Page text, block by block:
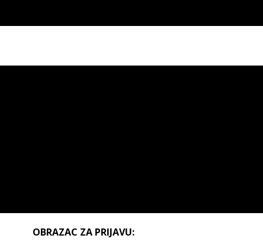
OBRAZAC ZA PRIJAVU: